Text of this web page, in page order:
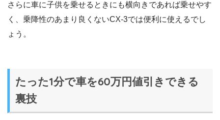
さらに車に子供を乗せるときにも横向きであれば乗せやす
く、乗降性のあまり良くないCX-3では便利に使えるでし
ょう。
たった1分で車を60万円値引きできる
裏技